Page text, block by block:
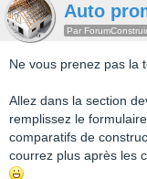
Auto
Par
Ne vous prenez pas la
Allez dans la section
remplissez le
comparatifs de
courrez plus après les